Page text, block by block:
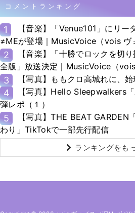
コメントランキング
1
【音楽】「Venue101」にリー
≠MEが登場｜MusicVoice（vois ヴ
2
【音楽】「十勝でロックを切
全版」放送決定｜MusicVoice（vois
3 【写真】ももクロ高城れに、
4
【写真】Hello Sleepwalkers
弾レポ（１）
5
【写真】THE BEAT GARDEN
わり」TikTokで一部先行配信
ランキングをも